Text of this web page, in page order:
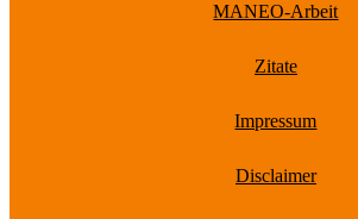
MANEO-Arbeit
Zitate
Impressum
Disclaimer